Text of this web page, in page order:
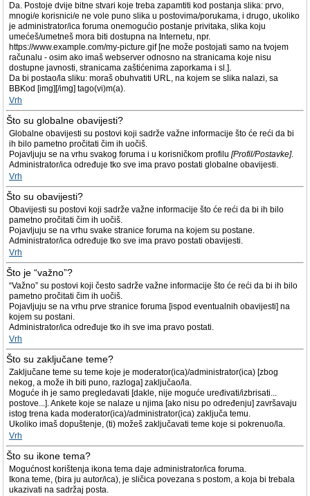
Da. Postoje dvije bitne stvari koje treba zapamtiti kod postanja slika: prvo,
mnogi/e korisnici/e ne vole puno slika u postovima/porukama, i drugo, ukoliko
je administrator/ica foruma onemogućio postanje privitaka, slika koju
umećeš/umetneš mora biti dostupna na Internetu, npr.
https://www.example.com/my-picture.gif [ne može postojati samo na tvojem
računalu - osim ako imaš webserver odnosno na stranicama koje nisu
dostupne javnosti, stranicama zaštićenima zaporkama i sl.].
Da bi postao/la sliku: moraš obuhvatiti URL, na kojem se slika nalazi, sa
BBKod [img][/img] tago(vi)m(a).
Vrh
Što su globalne obavijesti?
Globalne obavijesti su postovi koji sadrže važne informacije što će reći da bi
ih bilo pametno pročitati čim ih uočiš.
Pojavljuju se na vrhu svakog foruma i u korisničkom profilu [Profil/Postavke].
Administrator/ica određuje tko sve ima pravo postati globalne obavijesti.
Vrh
Što su obavijesti?
Obavijesti su postovi koji sadrže važne informacije što će reći da bi ih bilo
pametno pročitati čim ih uočiš.
Pojavljuju se na vrhu svake stranice foruma na kojem su postane.
Administrator/ica određuje tko sve ima pravo postati obavijesti.
Vrh
Što je “važno”?
“Važno” su postovi koji često sadrže važne informacije što će reći da bi ih bilo
pametno pročitati čim ih uočiš.
Pojavljuju se na vrhu prve stranice foruma [ispod eventualnih obavijesti] na
kojem su postani.
Administrator/ica određuje tko ih sve ima pravo postati.
Vrh
Što su zaključane teme?
Zaključane teme su teme koje je moderator(ica)/administrator(ica) [zbog
nekog, a može ih biti puno, razloga] zaključao/la.
Moguće ih je samo pregledavati [dakle, nije moguće uređivati/izbrisati...
postove...]. Ankete koje se nalaze u njima [ako nisu po određenju] završavaju
istog trena kada moderator(ica)/administrator(ica) zaključa temu.
Ukoliko imaš dopuštenje, (ti) možeš zaključavati teme koje si pokrenuo/la.
Vrh
Što su ikone tema?
Mogućnost korištenja ikona tema daje administrator/ica foruma.
Ikona teme, (bira ju autor/ica), je sličica povezana s postom, a koja bi trebala
ukazivati na sadržaj posta.